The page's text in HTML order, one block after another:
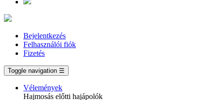
Bejelentkezés
Felhasználói fiók
Fizetés
Toggle navigation ☰
Vélemények
Hajmosás előtti hajápolók